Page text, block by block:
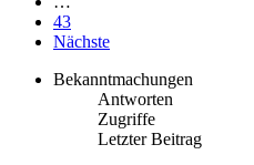
43
Nächste
Bekanntmachungen
Antworten
Zugriffe
Letzter Beitrag